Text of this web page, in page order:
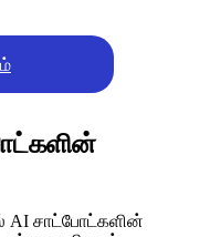
AI சாட்போட்களின்